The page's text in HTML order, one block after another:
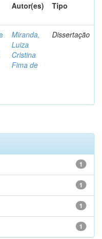
Autor(es) Tipo
Miranda,
Luiza
Cristina
Fima de
Dissertação
1
1
1
1